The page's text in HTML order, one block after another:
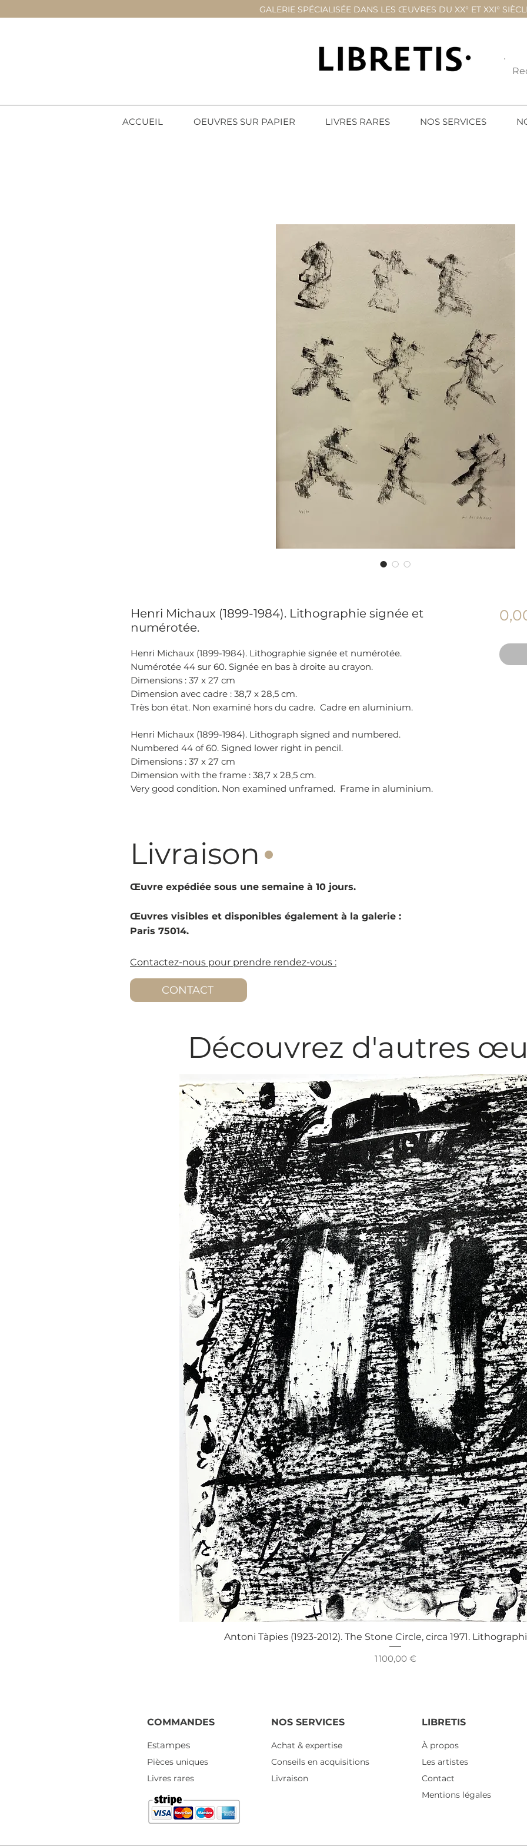
GALERIE SPÉCIALISÉE DANS LES ŒUVRES DU XX° ET XXI°
ACCUEIL OEUVRES SUR PAPIER LIVRES RARES NOS SERVICES
Henri Michaux (1899-1984). Lithographie signée et
numérotée.
Henri Michaux (1899-1984). Lithographie signée et numérotée.
Numérotée 44 sur 60. Signée en bas à droite au crayon.
Dimensions : 37 x 27 cm
Dimension avec cadre : 38,7 x 28,5 cm.
Très bon état. Non examiné hors du cadre. Cadre en aluminium.
Henri Michaux (1899-1984). Lithograph signed and numbered.
Numbered 44 of 60. Signed lower right in pencil.
Dimensions : 37 x 27 cm
Dimension with the frame : 38,7 x 28,5 cm.
Very good condition. Non examined unframed. Frame in aluminium.
Livraison·
Œuvre expédiée sous une semaine à 10 jours.
Œuvres visibles et disponibles également à la galerie :
Paris 75014.
Contactez-nous pour prendre rendez-vous :
CONTACT
Aperçu rapide
Antoni Tàpies (1923-2012). The Stone Circle, circa 1971.
Prix
1 100,00 €
Découvrez d'autres
COMMANDES
Estampes
Pièces uniques
Livres rares
NOS SERVICES
Achat & expertise
Conseils en acquisitions
Livraison
LIBRETIS
À propos
Les artistes
Contact
Mentions légales